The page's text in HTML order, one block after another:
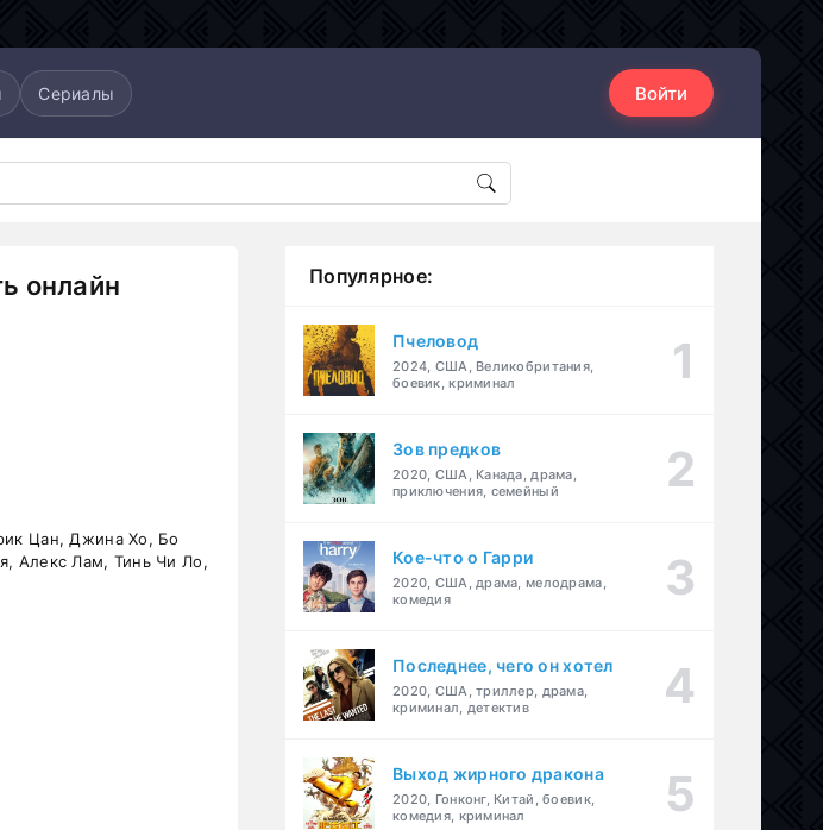
Сериалы Войти
онлайн
Цан, Джина Хо, Бо
Алекс Лам, Тинь Чи Ло,
Популярное:
Пчеловод
2024, США, Великобритания,
боевик, криминал
Зов предков
2020, США, Канада, драма,
приключения, семейный
Кое-что о Гарри
2020, США, драма, мелодрама,
комедия
Последнее, чего он хотел
2020, США, триллер, драма,
криминал, детектив
Выход жирного дракона
2020, Гонконг, Китай, боевик,
комедия, криминал